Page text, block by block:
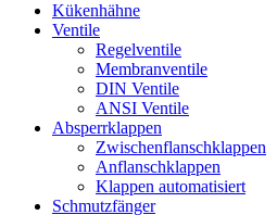
Kükenhähne
Ventile
Regelventile
Membranventile
DIN Ventile
ANSI Ventile
Absperrklappen
Zwischenflanschklappen
Anflanschklappen
Klappen automatisiert
Schmutzfänger